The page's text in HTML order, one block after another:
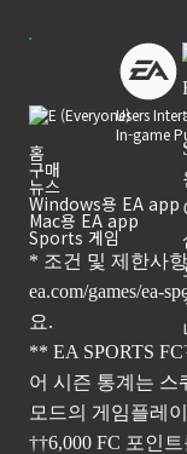
Users
In-game
홈
구매
뉴스
Windows용 EA app
Mac용 EA app
Sports 게임
* 조건 및 제한사
ea.com/games/ea-
요.
** EA SPORTS
어 시즌 통계는 스
모드의 게임플레
††6,000 FC 포인